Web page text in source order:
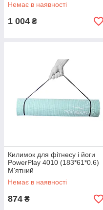
Немає в наявності
1 004 ₴
Килимок для фітнесу і йоги
PowerPlay 4010 (183*61*0.6)
М'ятний
Немає в наявності
874 ₴